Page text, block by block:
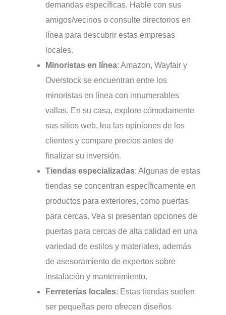
demandas específicas. Hable con sus
amigos/vecinos o consulte directorios en
línea para descubrir estas empresas
locales.
Minoristas en línea: Amazon, Wayfair y
Overstock se encuentran entre los
minoristas en línea con innumerables
vallas. En su casa, explore cómodamente
sus sitios web, lea las opiniones de los
clientes y compare precios antes de
finalizar su inversión.
Tiendas especializadas: Algunas de estas
tiendas se concentran específicamente en
productos para exteriores, como puertas
para cercas. Vea si presentan opciones de
puertas para cercas de alta calidad en una
variedad de estilos y materiales, además
de asesoramiento de expertos sobre
instalación y mantenimiento.
Ferreterías locales: Estas tiendas suelen
ser pequeñas pero ofrecen diseños